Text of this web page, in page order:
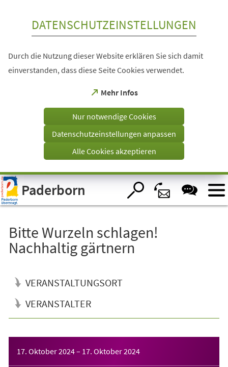
Visuelle
Assistenzsoftware
öffnen.
DATENSCHUTZEINSTELLUNGEN
Durch die Nutzung dieser Website erklären Sie sich damit
einverstanden, dass diese Seite Cookies verwendet.
Mehr Infos
(Öffnet
einem
Tab)
Nur notwendige Cookies
Datenschutzeinstellungen anpassen
Alle Cookies akzeptieren
Paderborn
Bitte Wurzeln schlagen!
Nachhaltig gärtnern
VERANSTALTUNGSORT
VERANSTALTER
17. Oktober 2024– 17. Oktober 2024